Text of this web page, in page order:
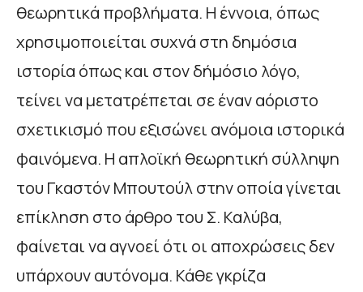
θεωρητικά προβλήματα. Η έννοια, όπως
χρησιμοποιείται συχνά στη δημόσια
ιστορία όπως και στον δήμόσιο λόγο,
τείνει να μετατρέπεται σε έναν αόριστο
σχετικισμό που εξισώνει ανόμοια ιστορικά
φαινόμενα. Η απλοϊκή θεωρητική σύλληψη
του Γκαστόν Μπουτούλ στην οποία γίνεται
επίκληση στο άρθρο του Σ. Καλύβα,
φαίνεται να αγνοεί ότι οι αποχρώσεις δεν
υπάρχουν αυτόνομα. Κάθε γκρίζα